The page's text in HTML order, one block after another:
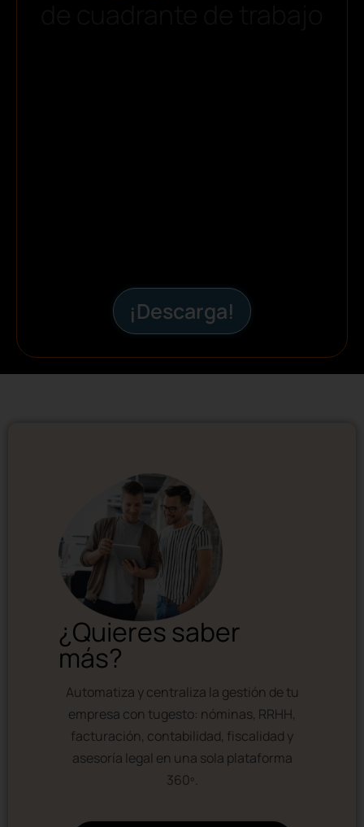
¡Descarga!
¿Quieres saber
más?
Automatiza y centraliza la gestión de tu
empresa con tugesto: nóminas, RRHH,
facturación, contabilidad, fiscalidad y
asesoría legal en una sola plataforma
360º.